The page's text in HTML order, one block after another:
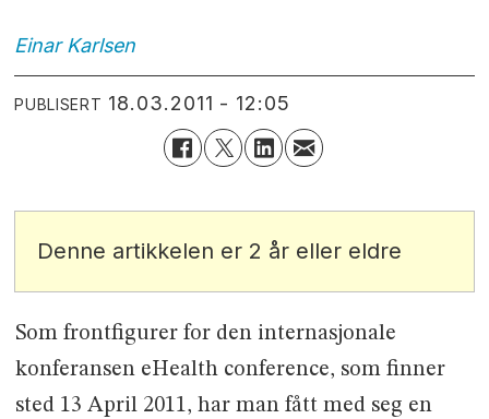
Einar Karlsen
PUBLISERT 18.03.2011 - 12:05
Denne artikkelen er 2 år eller eldre
Som frontfigurer for den internasjonale
konferansen eHealth conference, som finner
sted 13 April 2011, har man fått med seg en